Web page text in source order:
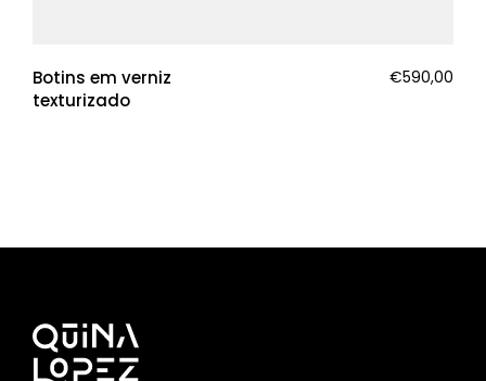
Botins em verniz
texturizado
€590,00